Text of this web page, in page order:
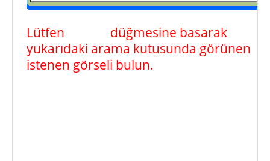
Lütfen
düğmesine basarak
yukarıdaki arama kutusunda görünen
istenen görseli bulun.